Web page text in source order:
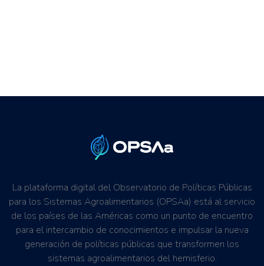
La plataforma digital del Observatorio de Políticas Públicas
para los Sistemas Agroalimentarios (OPSAa) está al servicio
de los países de las Américas como un punto de encuentro
para el intercambio de conocimientos e impulsar la nueva
generación de políticas públicas que transformen los
sistemas agroalimentarios del hemisferio.